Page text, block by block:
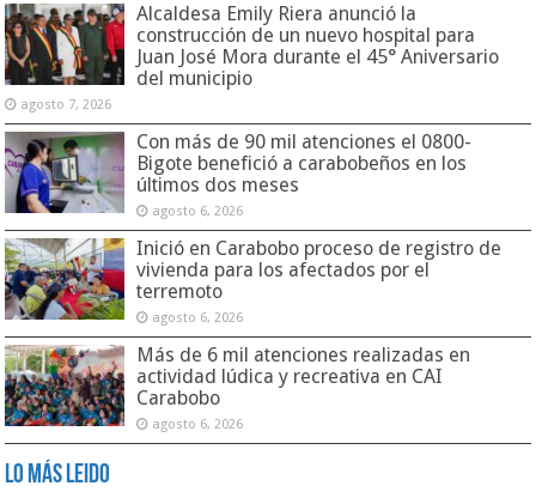
Alcaldesa Emily Riera anunció la
construcción de un nuevo hospital para
Juan José Mora durante el 45° Aniversario
del municipio
agosto 7, 2026
Con más de 90 mil atenciones el 0800-
Bigote benefició a carabobeños en los
últimos dos meses
agosto 6, 2026
Inició en Carabobo proceso de registro de
vivienda para los afectados por el
terremoto
agosto 6, 2026
Más de 6 mil atenciones realizadas en
actividad lúdica y recreativa en CAI
Carabobo
agosto 6, 2026
Lo Más Leido